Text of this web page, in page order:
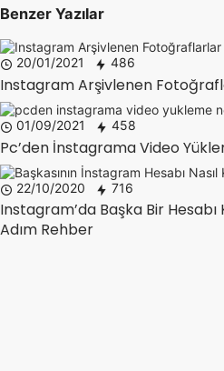
Benzer Yazılar
20/01/2021 486
Instagram Arşivlenen
01/09/2021 458
Pc’den İnstagrama Video
22/10/2020 716
Instagram’da Başka Bir
Adım Rehber